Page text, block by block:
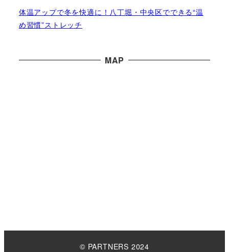
体温アップで冬を快適に！八丁堀・中央区でできる“温
め習慣”ストレッチ
MAP
© PARTNERS 2024